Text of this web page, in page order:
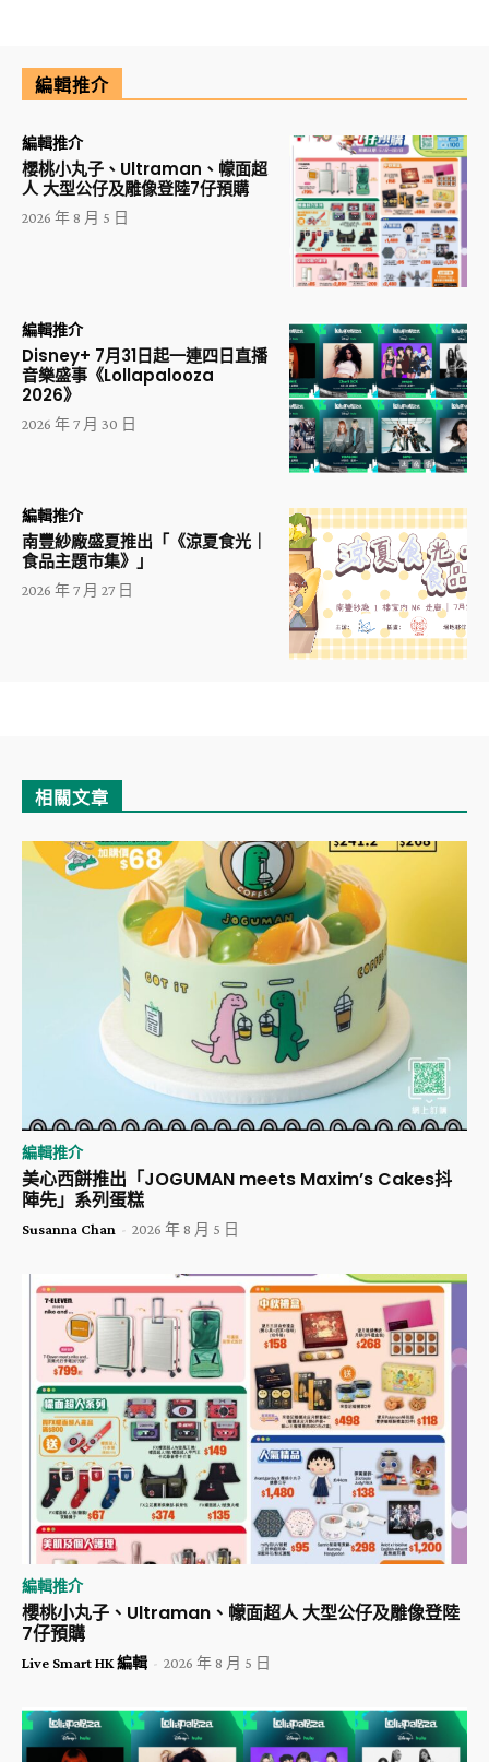
編輯推介
編輯推介
櫻桃小丸子、Ultraman、幪面超
人 大型公仔及雕像登陸7仔預購
2026 年 8 月 5 日
編輯推介
Disney+ 7月31日起一連四日直播
音樂盛事《Lollapalooza
2026》
2026 年 7 月 30 日
編輯推介
南豐紗廠盛夏推出「《涼夏食光｜
食品主題市集》」
2026 年 7 月 27 日
相關文章
編輯推介
美心西餅推出「JOGUMAN meets Maxim’s Cakes抖
陣先」系列蛋糕
Susanna Chan - 2026 年 8 月 5 日
編輯推介
櫻桃小丸子、Ultraman、幪面超人 大型公仔及雕像登陸
7仔預購
Live Smart HK 編輯 - 2026 年 8 月 5 日